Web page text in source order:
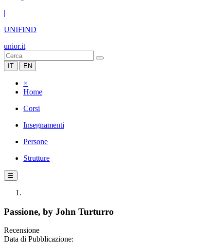
|
UNIFIND
unior.it
IT EN
×
Home
Corsi
Insegnamenti
Persone
Strutture
☰
Passione, by John Turturro
Recensione
Data di Pubblicazione: